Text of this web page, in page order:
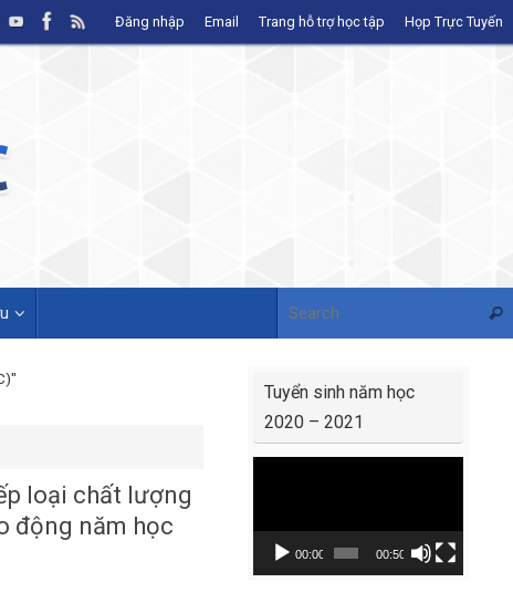
Đăng nhập Email Trang hỗ trợ học tập Họp Trực Tuyến
loại chất lượng
động năm học
Tuyển sinh năm học
2020 – 2021
00:00 00:50